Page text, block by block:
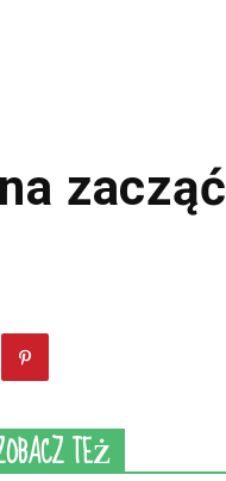
zacząć
TEŻ